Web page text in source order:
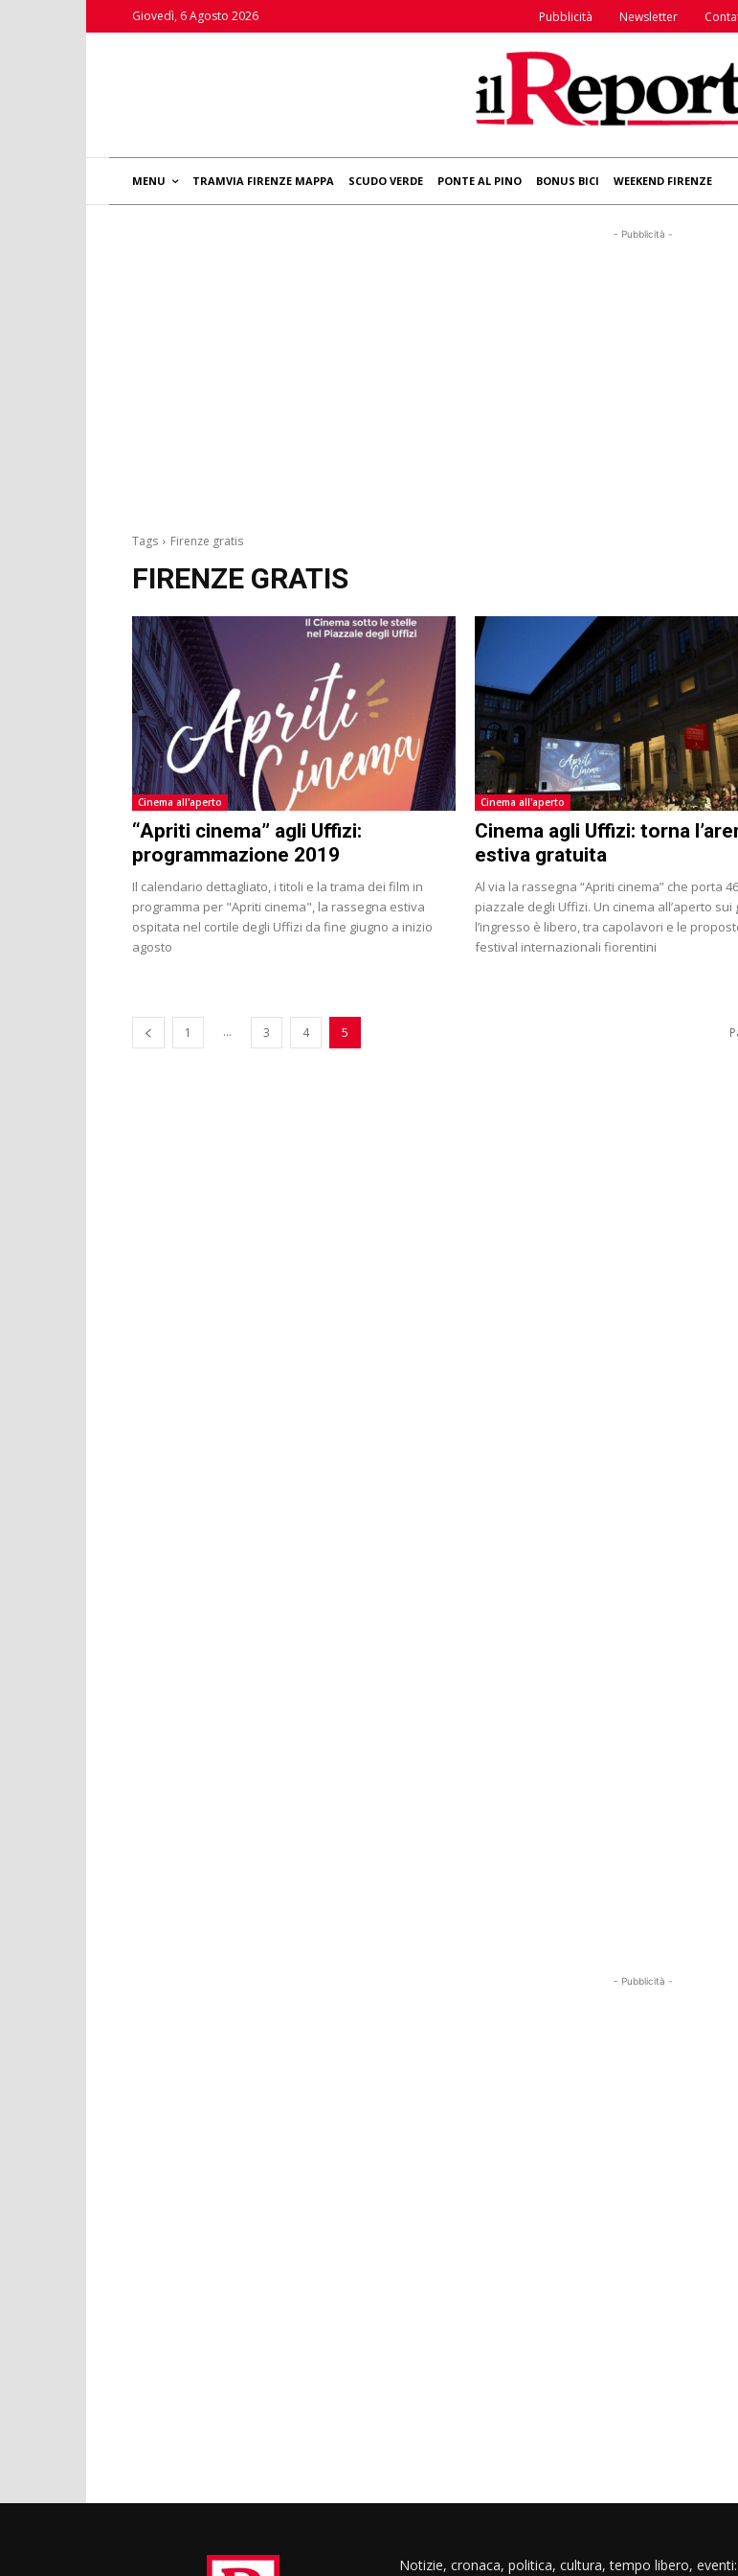
Giovedì, 6 Agosto 2026 Pubblicità Newsletter
MENU TRAMVIA FIRENZE MAPPA SCUDO VERDE PONTE AL PINO BONUS BICI WEEKEND FIRENZE
- Pubblicità -
Tags Firenze gratis
FIRENZE GRATIS
Cinema all'aperto
“Apriti cinema” agli Uffizi:
programmazione 2019
Il calendario dettagliato, i titoli e la trama dei film in
programma per "Apriti cinema", la rassegna estiva
ospitata nel cortile degli Uffizi da fine giugno a inizio
agosto
Cinema all'aperto
Cinema agli Uffizi: torna
estiva gratuita
Al via la rassegna “Apriti cinema” che porta
piazzale degli Uffizi. Un cinema all’aperto sui
l’ingresso è libero, tra capolavori e le
festival internazionali fiorentini
1 ... 3 4 5
- Pubblicità -
Notizie, cronaca, politica, cultura, tempo libero,